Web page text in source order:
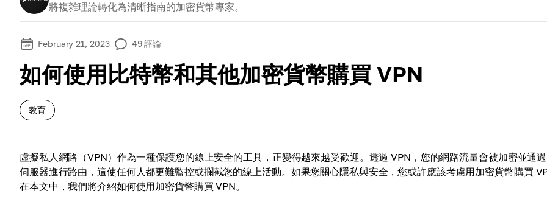
將複雜理論轉化為清晰指南的加密貨幣專家。
February 21, 2023 49 評論
如何使用比特幣和其他加密貨幣購買 VPN
教育
虛擬私人網路（VPN）作為一種保護您的線上安全的工具，正變得越來越受歡迎。透過 VPN，您的網路流量會被加密並通
伺服器進行路由，這使任何人都更難監控或攔截您的線上活動。如果您關心隱私與安全，您或許應該考慮用加密貨幣購買
在本文中，我們將介紹如何使用加密貨幣購買 VPN。